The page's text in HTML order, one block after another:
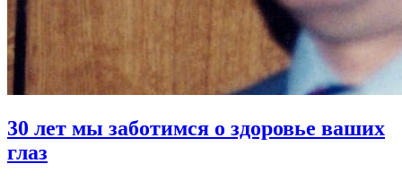
30 лет мы заботимся о здоровье ваших
глаз